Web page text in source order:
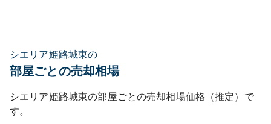
シエリア姫路城東の
部屋ごとの売却相場
シエリア姫路城東の部屋ごとの売却相場価格（推定）で
す。